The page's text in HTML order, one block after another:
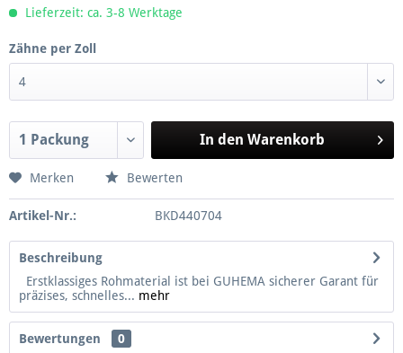
Lieferzeit: ca. 3-8 Werktage
Zähne per Zoll
In den Warenkorb
Merken Bewerten
Artikel-Nr.: BKD440704
Beschreibung
Erstklassiges Rohmaterial ist bei GUHEMA sicherer Garant für
präzises, schnelles... mehr
Bewertungen
0